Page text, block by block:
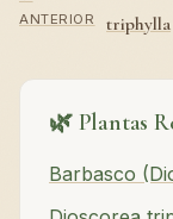
ANTERIOR
triphylla
🌿 Plantas
Barbasco